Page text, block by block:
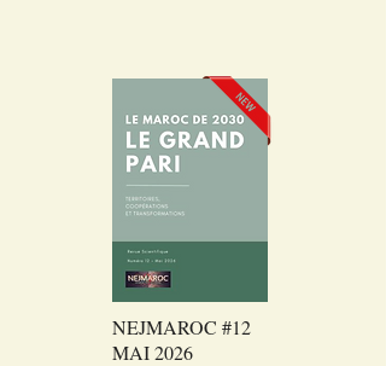
NEJMAROC #12
MAI 2026